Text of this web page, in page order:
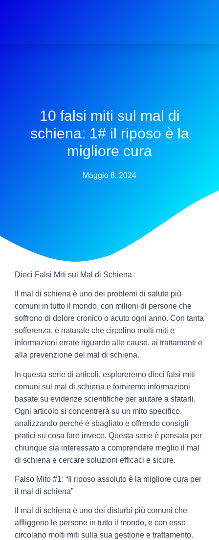
10 falsi miti sul mal di
schiena: 1# il riposo è la
migliore cura
Maggio 8, 2024
Dieci Falsi Miti sul Mal di Schiena
Il mal di schiena è uno dei problemi di salute più
comuni in tutto il mondo, con milioni di persone che
soffrono di dolore cronico o acuto ogni anno. Con tanta
sofferenza, è naturale che circolino molti miti e
informazioni errate riguardo alle cause, ai trattamenti e
alla prevenzione del mal di schiena.
In questa serie di articoli, esploreremo dieci falsi miti
comuni sul mal di schiena e forniremo informazioni
basate su evidenze scientifiche per aiutare a sfatarli.
Ogni articolo si concentrerà su un mito specifico,
analizzando perché è sbagliato e offrendo consigli
pratici su cosa fare invece. Questa serie è pensata per
chiunque sia interessato a comprendere meglio il mal
di schiena e cercare soluzioni efficaci e sicure.
Falso Mito #1: “Il riposo assoluto è la migliore cura per
il mal di schiena”
Il mal di schiena è uno dei disturbi più comuni che
affliggono le persone in tutto il mondo, e con esso
circolano molti miti sulla sua gestione e trattamento.